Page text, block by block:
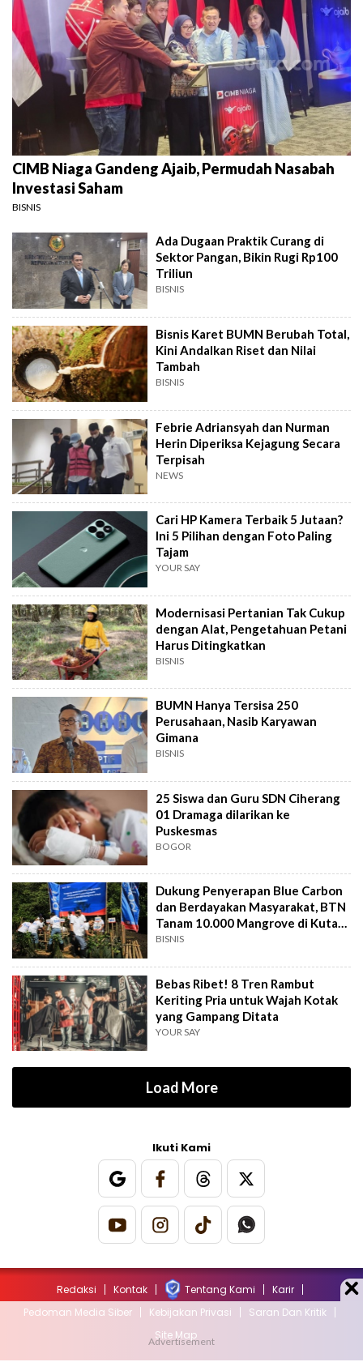
CIMB Niaga Gandeng Ajaib, Permudah Nasabah
Investasi Saham
BISNIS
Ada Dugaan Praktik Curang di
Sektor Pangan, Bikin Rugi Rp100
Triliun
BISNIS
Bisnis Karet BUMN Berubah Total,
Kini Andalkan Riset dan Nilai
Tambah
BISNIS
Febrie Adriansyah dan Nurman
Herin Diperiksa Kejagung Secara
Terpisah
NEWS
Cari HP Kamera Terbaik 5 Jutaan?
Ini 5 Pilihan dengan Foto Paling
Tajam
YOUR SAY
Modernisasi Pertanian Tak Cukup
dengan Alat, Pengetahuan Petani
Harus Ditingkatkan
BISNIS
BUMN Hanya Tersisa 250
Perusahaan, Nasib Karyawan
Gimana
BISNIS
25 Siswa dan Guru SDN Ciherang
01 Dramaga dilarikan ke
Puskesmas
BOGOR
Dukung Penyerapan Blue Carbon
dan Berdayakan Masyarakat, BTN
Tanam 10.000 Mangrove di Kuta
Bali
BISNIS
Bebas Ribet! 8 Tren Rambut
Keriting Pria untuk Wajah Kotak
yang Gampang Ditata
YOUR SAY
Load More
Ikuti Kami
Redaksi Kontak Tentang Kami
Karir
Pedoman Media Siber
Kebijakan Privasi
Saran Dan Kritik
Site Map